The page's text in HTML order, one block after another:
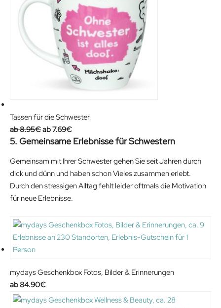
i
.
9
0
.
c
i
s
1
3
.
0
.
Tassen für die Schwester
8.95€O
r
g
i
n
a
p
r
e
w
a
7.69€C
u
r
e
n
t
r
i
i
:
5. Gemeinsame Erlebnisse für Schwestern
Gemeinsam mit Ihrer Schwester gehen Sie seit Jahren durch
dick und dünn und haben schon Vieles zusammen erlebt.
Durch den stressigen Alltag fehlt leider oftmals die Motivation
für neue Erlebnisse.
mydays Geschenkbox Fotos, Bilder & Erinnerungen
84.90€